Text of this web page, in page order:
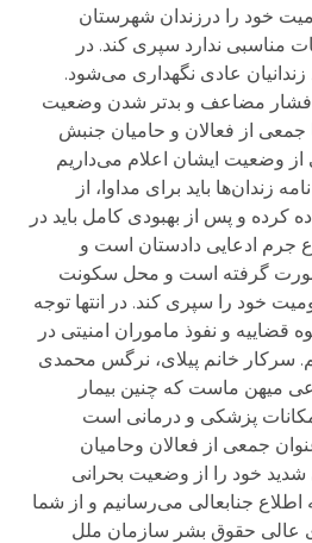
خود را درزندان شهرستان
مناسبی ندارد سپری کند. در
زندانیان عادی نگهداری می‌شود.
فشار مضاعف و بد‌تر شدن وضعیت
از فعالان و حامیان جنبش
از وضعیت ایشان اعلام می‌داریم
زندان‌ها باید برای مداوا، از
کرده و پس از بهبودی کامل باید در
جرم ادعایی دادستان است و
گرفته است و محل سکونت
خود را سپری کند. در انتها توجه
قضاییه و نفوذ ماموران امنیتی در
سرکار خانم پیلای، نرگس محمدی
میهن ماست که چنین بیمار
پزشکی و درمانی است
جمعی از فعالان وحامیان
شدید خود را از وضعیت بحرانی
جنابعالی می‌رسانیم و از شما
عالی حقوق بشر سازمان ملل